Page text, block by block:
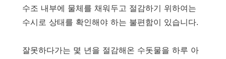
수조 내부에 물체를 채워두고 절감하기 위하여는
수시로 상태를 확인해야 하는 불편함이 있습니다.
잘못하다가는 몇 년을 절감해온 수돗물을 하루 아